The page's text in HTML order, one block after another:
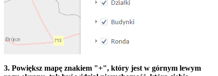
3. Powiększ mapę znakiem "+", który jest w górnym lewym